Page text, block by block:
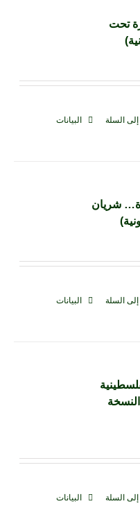
غزة تحت
إلى السلة البيانات
غزة… شريان
إلى السلة البيانات
الفلسطينية
إلى السلة البيانات